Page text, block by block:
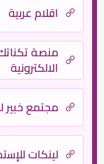
اقلام عربية
منصة
الالكترونية
مجتمع
لينكات